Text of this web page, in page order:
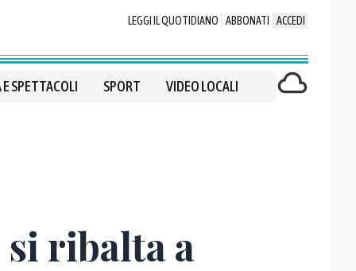
LEGGI IL QUOTIDIANO ABBONATI ACCEDI
SPETTACOLI SPORT VIDEO LOCALI
ribalta a